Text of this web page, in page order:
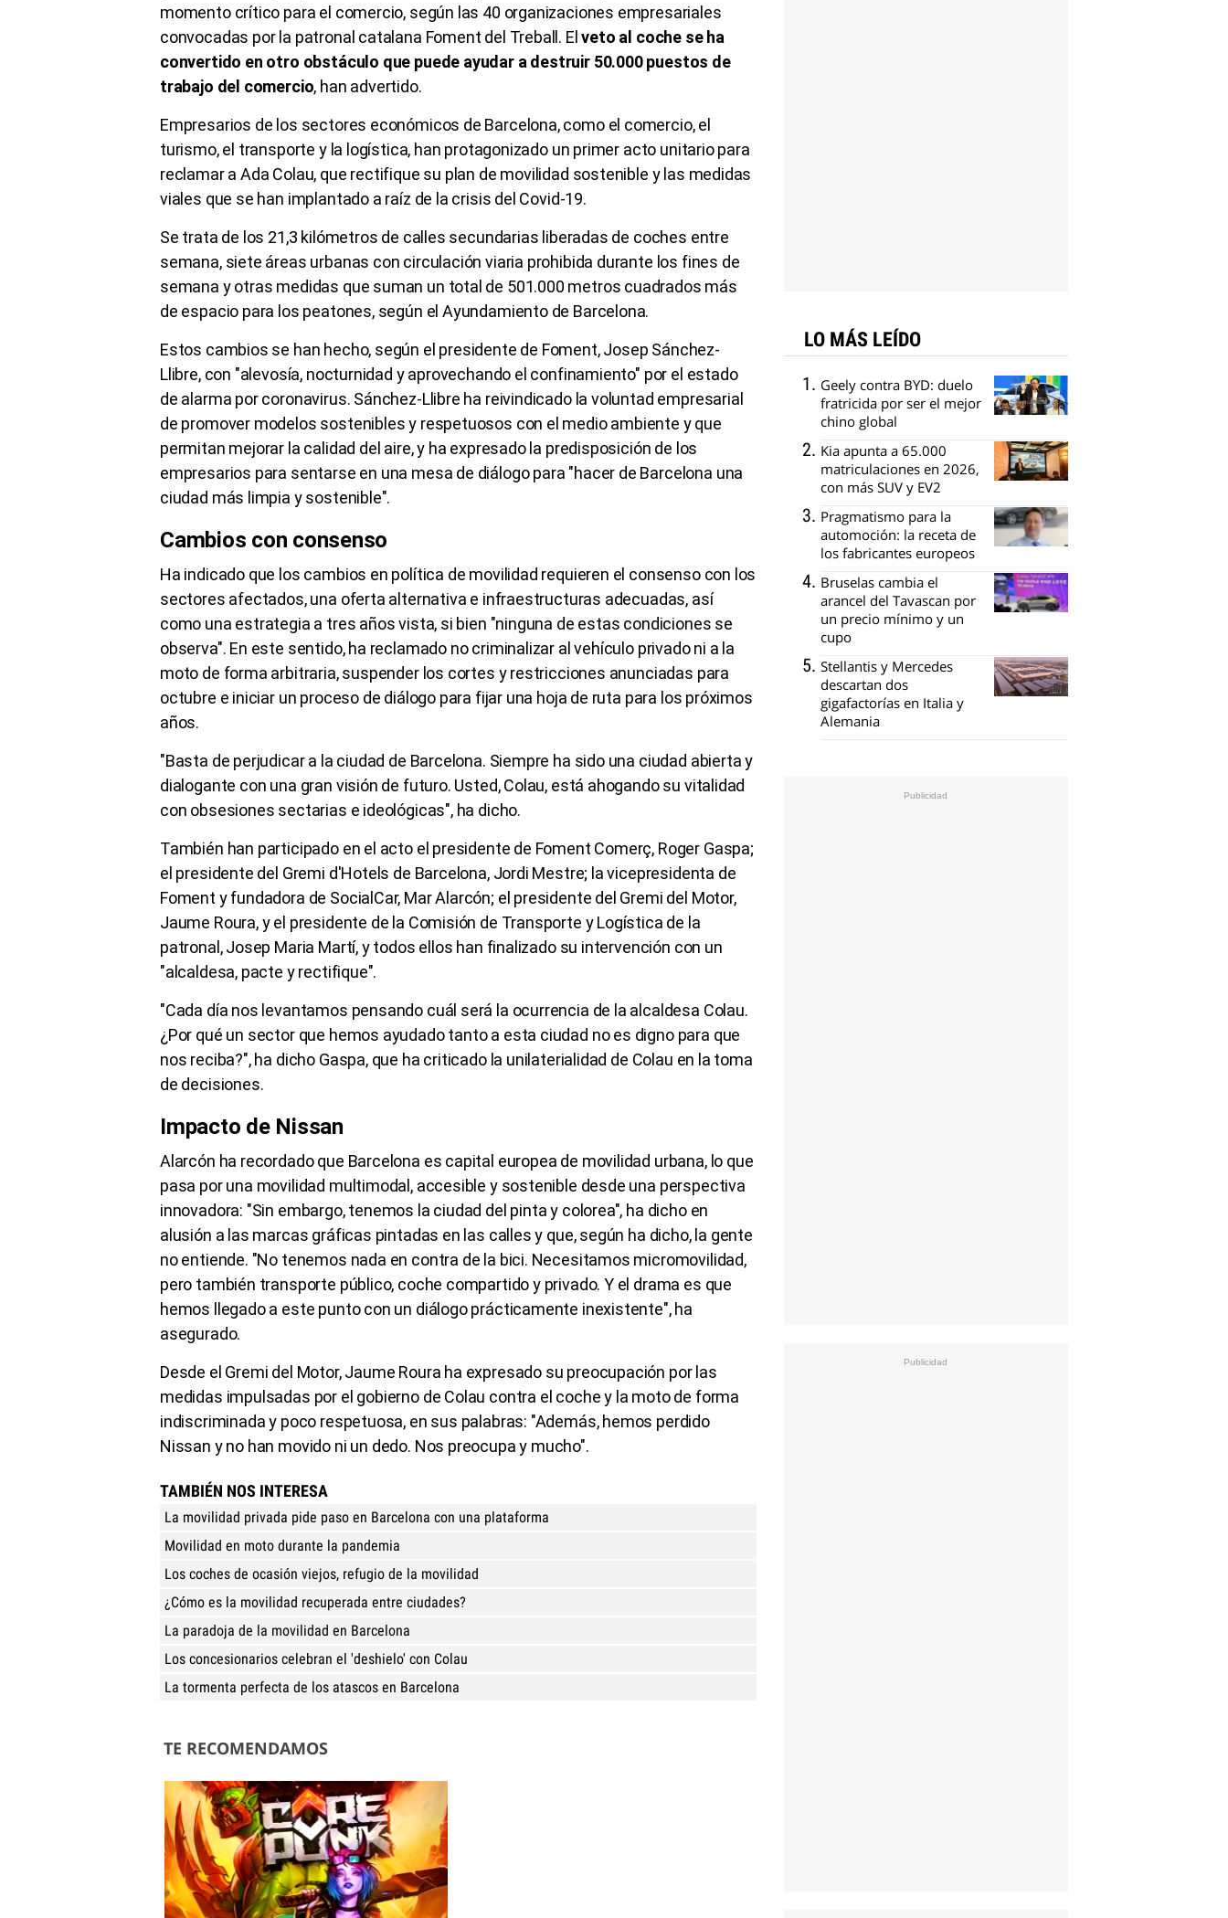
momento crítico para el comercio, según las 40 organizaciones empresariales
convocadas por la patronal catalana Foment del Treball. Elveto al coche se ha
convertido en otro obstáculo que puede ayudar a destruir 50.000 puestos de
trabajo del comercio, han advertido.
Empresarios de los sectores económicos de Barcelona, como el comercio, el
turismo, el transporte y la logística, han protagonizado un primer acto unitario para
reclamar a Ada Colau, que rectifique su plan de movilidad sostenible y las medidas
viales que se han implantado a raíz de la crisis del Covid-19.
Se trata de los 21,3 kilómetros de calles secundarias liberadas de coches entre
semana, siete áreas urbanas con circulación viaria prohibida durante los fines de
semana y otras medidas que suman un total de 501.000 metros cuadrados más
de espacio para los peatones, según el Ayundamiento de Barcelona.
Estos cambios se han hecho, según el presidente de Foment, Josep Sánchez-
Llibre, con "alevosía, nocturnidad y aprovechando el confinamiento" por el estado
de alarma por coronavirus. Sánchez-Llibre ha reivindicado la voluntad empresarial
de promover modelos sostenibles y respetuosos con el medio ambiente y que
permitan mejorar la calidad del aire, y ha expresado la predisposición de los
empresarios para sentarse en una mesa de diálogo para "hacer de Barcelona una
ciudad más limpia y sostenible".
Cambios con consenso
Ha indicado que los cambios en política de movilidad requieren el consenso con los
sectores afectados, una oferta alternativa e infraestructuras adecuadas, así
como una estrategia a tres años vista, si bien "ninguna de estas condiciones se
observa". En este sentido, ha reclamado no criminalizar al vehículo privado ni a la
moto de forma arbitraria, suspender los cortes y restricciones anunciadas para
octubre e iniciar un proceso de diálogo para fijar una hoja de ruta para los próximos
años.
"Basta de perjudicar a la ciudad de Barcelona. Siempre ha sido una ciudad abierta y
dialogante con una gran visión de futuro. Usted, Colau, está ahogando su vitalidad
con obsesiones sectarias e ideológicas", ha dicho.
También han participado en el acto el presidente de Foment Comerç, Roger Gaspa;
el presidente del Gremi d'Hotels de Barcelona, Jordi Mestre; la vicepresidenta de
Foment y fundadora de SocialCar, Mar Alarcón; el presidente del Gremi del Motor,
Jaume Roura, y el presidente de la Comisión de Transporte y Logística de la
patronal, Josep Maria Martí, y todos ellos han finalizado su intervención con un
"alcaldesa, pacte y rectifique".
"Cada día nos levantamos pensando cuál será la ocurrencia de la alcaldesa Colau.
¿Por qué un sector que hemos ayudado tanto a esta ciudad no es digno para que
nos reciba?", ha dicho Gaspa, que ha criticado la unilaterialidad de Colau en la toma
de decisiones.
Impacto de Nissan
Alarcón ha recordado que Barcelona es capital europea de movilidad urbana, lo que
pasa por una movilidad multimodal, accesible y sostenible desde una perspectiva
innovadora: "Sin embargo, tenemos la ciudad del pinta y colorea", ha dicho en
alusión a las marcas gráficas pintadas en las calles y que, según ha dicho, la gente
no entiende. "No tenemos nada en contra de la bici. Necesitamos micromovilidad,
pero también transporte público, coche compartido y privado. Y el drama es que
hemos llegado a este punto con un diálogo prácticamente inexistente", ha
asegurado.
Desde el Gremi del Motor, Jaume Roura ha expresado su preocupación por las
medidas impulsadas por el gobierno de Colau contra el coche y la moto de forma
indiscriminada y poco respetuosa, en sus palabras: "Además, hemos perdido
Nissan y no han movido ni un dedo. Nos preocupa y mucho".
TAMBIÉN NOS INTERESA
La movilidad privada pide paso en Barcelona con una plataforma
Movilidad en moto durante la pandemia
Los coches de ocasión viejos, refugio de la movilidad
¿Cómo es la movilidad recuperada entre ciudades?
La paradoja de la movilidad en Barcelona
Los concesionarios celebran el 'deshielo' con Colau
La tormenta perfecta de los atascos en Barcelona
TE RECOMENDAMOS
LO MÁS LEÍDO
Geely contra BYD: duelo
fratricida por ser el mejor
chino global
Kia apunta a 65.000
matriculaciones en 2026,
con más SUV y EV2
Pragmatismo para la
automoción: la receta de
los fabricantes europeos
Bruselas cambia el
arancel del Tavascan por
un precio mínimo y un
cupo
Stellantis y Mercedes
descartan dos
gigafactorías en Italia y
Alemania